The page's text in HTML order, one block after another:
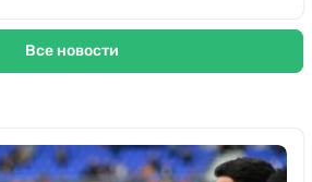
Все новости